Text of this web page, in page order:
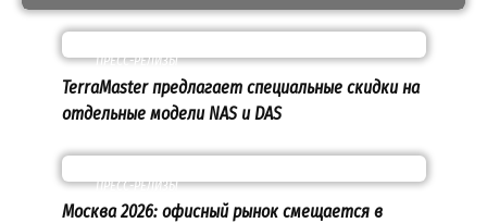
ПРЕСС-РЕЛИЗЫ
TerraMaster предлагает специальные скидки на
отдельные модели NAS и DAS
ПРЕСС-РЕЛИЗЫ
Москва 2026: офисный рынок смещается в